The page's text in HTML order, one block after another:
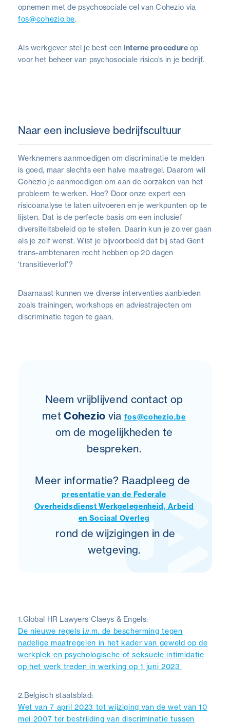
opnemen met de psychosociale cel van Cohezio via
fos@cohezio.be.
Als werkgever stel je best een interne procedure op
voor het beheer van psychosociale risico’s in je bedrijf.
Naar een inclusieve bedrijfscultuur
Werknemers aanmoedigen om discriminatie te melden
is goed, maar slechts een halve maatregel. Daarom wil
Cohezio je aanmoedigen om aan de oorzaken van het
probleem te werken. Hoe? Door onze expert een
risicoanalyse te laten uitvoeren en je werkpunten op te
lijsten. Dat is de perfecte basis om een inclusief
diversiteitsbeleid op te stellen. Daarin kun je zo ver gaan
als je zelf wenst. Wist je bijvoorbeeld dat bij stad Gent
trans-ambtenaren recht hebben op 20 dagen
‘transitieverlof’?
Daarnaast kunnen we diverse interventies aanbieden
zoals trainingen, workshops en adviestrajecten om
discriminatie tegen te gaan.
Neem vrijblijvend contact op
metCohezio via fos@cohezio.be
om de mogelijkheden te
bespreken.
Meer informatie? Raadpleeg de
presentatie van de Federale
Overheidsdienst Werkgelegenheid, Arbeid
en Sociaal Overleg
rond de wijzigingen in de
wetgeving.
1.Global HR Lawyers Claeys & Engels:
De nieuwe regels i.v.m. de bescherming tegen
nadelige maatregelen in het kader van geweld op de
werkplek en psychologische of seksuele intimidatie
op het werk treden in werking op 1 juni 2023
2.Belgisch staatsblad:
Wet van 7 april 2023 tot wijziging van de wet van 10
mei 2007 ter bestrijding van discriminatie tussen